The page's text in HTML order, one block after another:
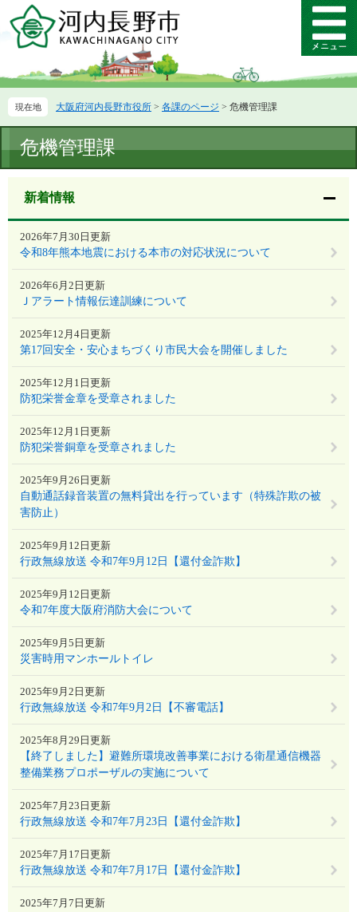
ー
先
す。
ニ
を
し
メ
ニ
ー
大阪府河内長野市役所 > 各課のページ > 危機管理課
文
危機管理課
新着情報
令和8年熊本地震における本市の対応状況について
2026年7月30日更新
Ｊアラート情報伝達訓練について
2026年6月2日更新
第17回安全・安心まちづくり市民大会を開催しました
2025年12月4日更新
防犯栄誉金章を受章されました
2025年12月1日更新
防犯栄誉銅章を受章されました
2025年12月1日更新
自動通話録音装置の無料貸出を行っています（特殊詐欺の被
害防止）
2025年9月26日更新
行政無線放送 令和7年9月12日【還付金詐欺】
2025年9月12日更新
令和7年度大阪府消防大会について
2025年9月12日更新
災害時用マンホールトイレ
2025年9月5日更新
行政無線放送 令和7年9月2日【不審電話】
2025年9月2日更新
【終了しました】避難所環境改善事業における衛星通信機器
整備業務プロポーザルの実施について
2025年8月29日更新
行政無線放送 令和7年7月23日【還付金詐欺】
2025年7月23日更新
行政無線放送 令和7年7月17日【還付金詐欺】
2025年7月17日更新
2025年7月7日更新